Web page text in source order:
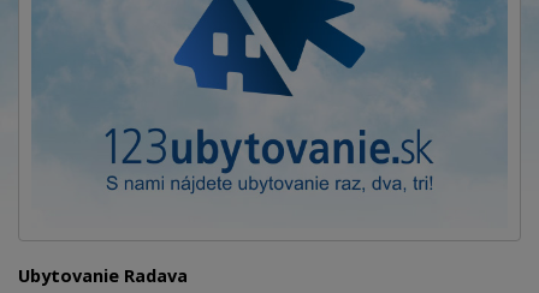
Ubytovanie Radava